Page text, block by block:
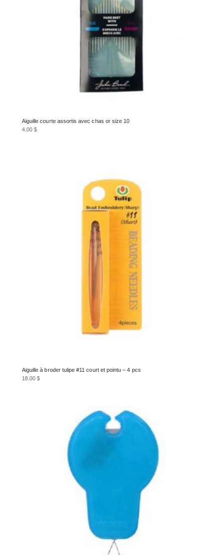
Aiguille courte assortis avec chas or size 10
4.00$
Aiguille à broder tulipe #11 court et pointu – 4 pcs
18.00$